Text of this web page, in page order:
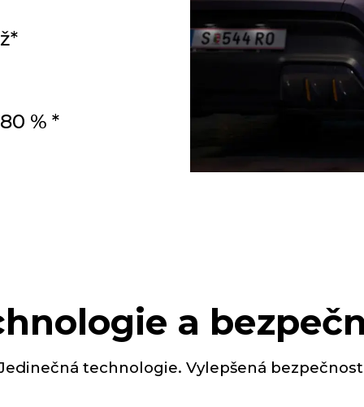
% *
a
technologie. Vylepšená